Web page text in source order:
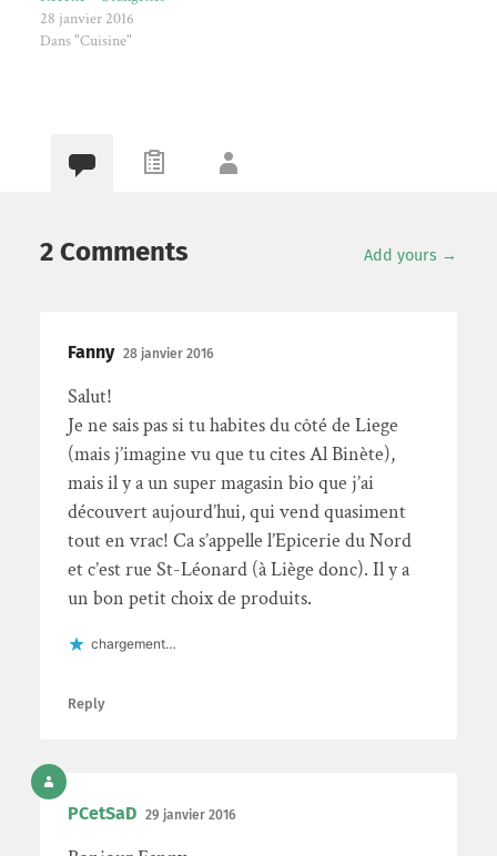
28 janvier 2016
Dans "Cuisine"
2 Comments Add yours →
Fanny 28 janvier 2016
Salut!
Je ne sais pas si tu habites du côté de Liege
(mais j’imagine vu que tu cites Al Binète),
mais il y a un super magasin bio que j’ai
découvert aujourd’hui, qui vend quasiment
tout en vrac! Ca s’appelle l’Epicerie du Nord
et c’est rue St-Léonard (à Liège donc). Il y a
un bon petit choix de produits.
chargement…
Reply
PCetSaD 29 janvier 2016